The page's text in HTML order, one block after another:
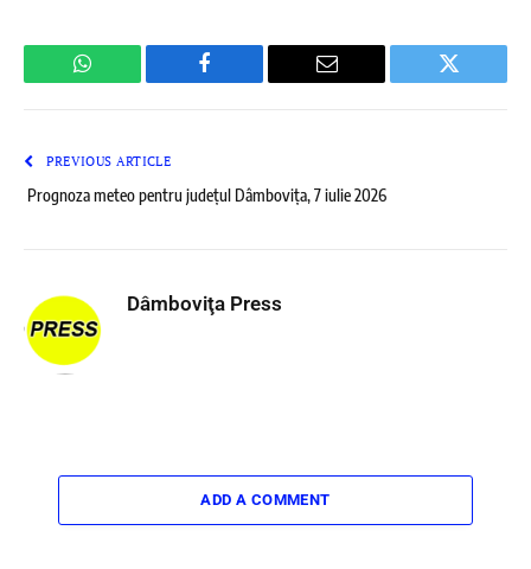
WhatsApp Facebook Email Twitter
PREVIOUS ARTICLE
Prognoza meteo pentru județul Dâmbovița, 7 iulie 2026
Dâmboviţa Press
ADD A COMMENT